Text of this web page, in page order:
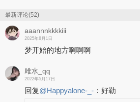
最新评论(52)
aaannnkkkkiii
2025年8月1日
梦开始的地方啊啊啊
雎水_qq
2022年5月17日
回复@Happyalone-_- ： 好勒